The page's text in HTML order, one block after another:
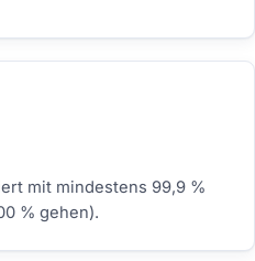
mit mindestens 99,9 %
% gehen).